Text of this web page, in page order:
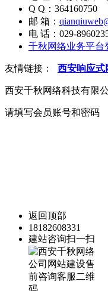
Q Q：364160750
邮 箱：
电 话：029-
千秋网络业务平台
友情链接： 西安响应式
西安千秋网络科技有限
请填写会员账号和密码
返回顶部
18182608331
建站咨询扫一扫